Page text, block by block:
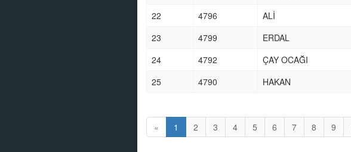
22
4796 ALİ
23
4799 ERDAL
24
4792 ÇAY OCAĞI
25
4790 HAKAN
« 1 2 3 4 5 6 7 8 9